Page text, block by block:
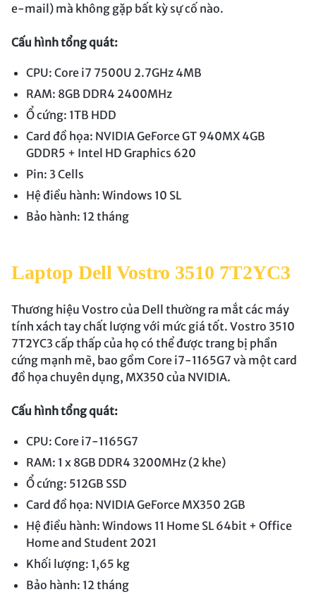
e-mail) mà không gặp bất kỳ sự cố nào.
Cấu hình tổng quát:
CPU: Core i7 7500U 2.7GHz 4MB
RAM: 8GB DDR4 2400MHz
Ổ cứng: 1TB HDD
Card đồ họa: NVIDIA GeForce GT 940MX 4GB
GDDR5 + Intel HD Graphics 620
Pin: 3 Cells
Hệ điều hành: Windows 10 SL
Bảo hành: 12 tháng
Laptop Dell Vostro 3510 7T2YC3
Thương hiệu Vostro của Dell thường ra mắt các máy
tính xách tay chất lượng với mức giá tốt. Vostro 3510
7T2YC3 cấp thấp của họ có thể được trang bị phần
cứng mạnh mẽ, bao gồm Core i7-1165G7 và một card
đồ họa chuyên dụng, MX350 của NVIDIA.
Cấu hình tổng quát:
CPU: Core i7-1165G7
RAM: 1 x 8GB DDR4 3200MHz (2 khe)
Ổ cứng: 512GB SSD
Card đồ họa: NVIDIA GeForce MX350 2GB
Hệ điều hành: Windows 11 Home SL 64bit + Office
Home and Student 2021
Khối lượng: 1,65 kg
Bảo hành: 12 tháng